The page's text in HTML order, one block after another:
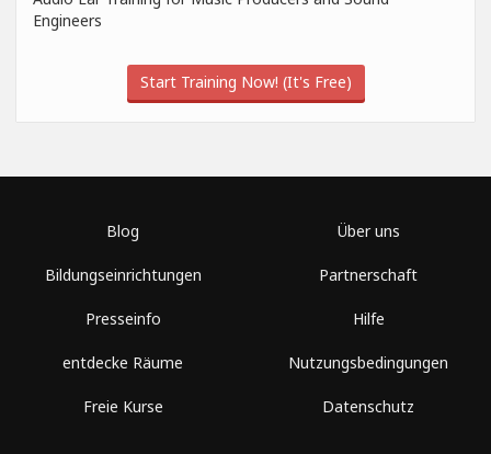
Engineers
Start Training Now! (It's Free)
Blog
Bildungseinrichtungen
Presseinfo
entdecke Räume
Freie Kurse
Über uns
Partnerschaft
Hilfe
Nutzungsbedingungen
Datenschutz